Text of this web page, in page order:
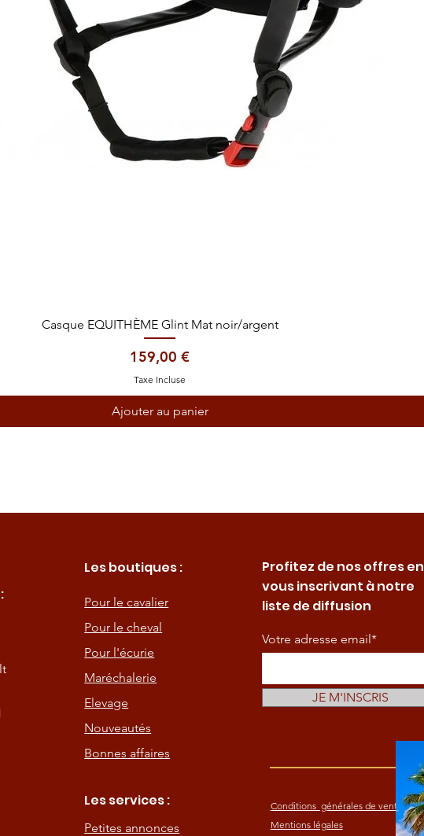
Aperçu rapide
Casque EQUITHÈME Glint Mat noir/argent
Prix
159,00 €
Taxe Incluse
Ajouter au panier
Les boutiques :
Pour le cavalier
Pour le cheval
Pour l'écurie
Maréchalerie
Elevage
Nouveautés
Bonnes affaires
Les services :
Petites annonces
Profitez de nos offres en
vous inscrivant à notre
liste de diffusion
Votre adresse email*
JE M'INSCRIS
Conditions générales de vente
Mentions légales